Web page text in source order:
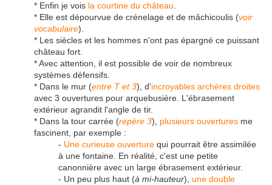
* Enfin je vois la courtine du château
* Elle est dépourvue de crénelage et de mâchicoulis (voir
vocabulaire).
* Les siècles et les hommes n'ont pas épargné ce puissant
château fort.
* Avec attention, il est possible de voir de nombreux
systèmes défensifs.
* Dans le mur (entre T et 3), d'incroyables archères droites
avec 3 ouvertures pour arquebusière. L'ébrasement
extérieur agrandit l'angle de tir.
* Dans la tour carrée (repère 3), plusieurs ouvertures me
fascinent, par exemple :
- Une curieuse ouverture qui pourrait être assimilée
à une fontaine. En réalité, c'est une petite
canonnière avec un large ébrasement extérieur.
- Un peu plus haut (à mi-hauteur), une double